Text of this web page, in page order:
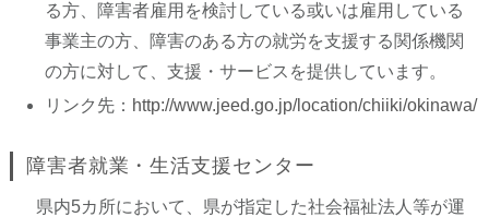
る方、障害者雇用を検討している或いは雇用している
事業主の方、障害のある方の就労を支援する関係機関
の方に対して、支援・サービスを提供しています。
リンク先： http://www.jeed.go.jp/location/chiiki/okinawa/
障害者就業・生活支援センター
県内5カ所において、県が指定した社会福祉法人等が運